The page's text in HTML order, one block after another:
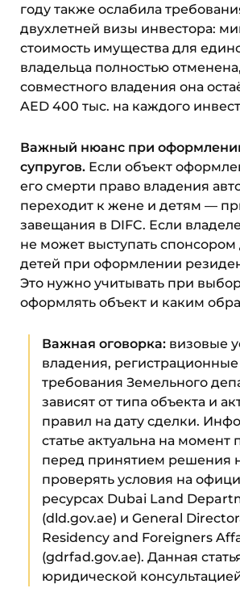
году также ослабила
двухлетней визы инвестора:
стоимость имущества для
владельца полностью
совместного владения она
AED 400 тыс. на каждого
Важный нюанс при
супругов. Если объект
его смерти право владения
переходит к жене и детям —
завещания в DIFC. Если
не может выступать
детей при оформлении
Это нужно учитывать при
оформлять объект и каким
Важная оговорка: визовые
владения,
требования Земельного
зависят от типа объекта и
правил на дату сделки.
статье актуальна на момент
перед принятием решения
проверять условия на
ресурсах Dubai Land
(dld.gov.ae) и General
Residency and Foreigners
(gdrfad.gov.ae). Данная
юридической